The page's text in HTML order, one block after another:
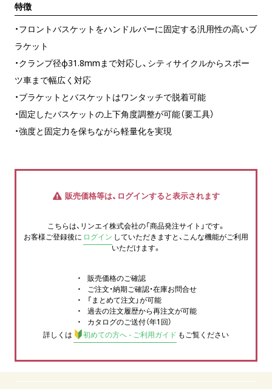
特徴
・フロントバスケットをハンドルバーに固定する汎用性の高いブ
ラケット
・クランプ径φ31.8mmまで対応し、シティサイクルからスポー
ツ車まで幅広く対応
・ブラケットとバスケットはワンタッチで脱着可能
・固定したバスケットの上下角度調整が可能（要工具）
・強度と固定力を保ちながら軽量化を実現
販売価格等は、ログインすると表示されます
こちらは、リンエイ株式会社の「商品発注サイト」です。
お客様ご登録後に ログイン していただきますと、こんな機能がご利用
いただけます。
販売価格のご確認
ご注文・納期ご確認・在庫お問合せ
「まとめて注文」が可能
過去の注文履歴から再注文が可能
カタログのご送付（年1回）
詳しくは
初めての方へ - ご利用ガイド もご覧ください